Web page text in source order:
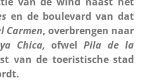
en de boulevard van dat
Carmen, overbrengen naar
Chica, ofwelPila de la
van de toeristische stad